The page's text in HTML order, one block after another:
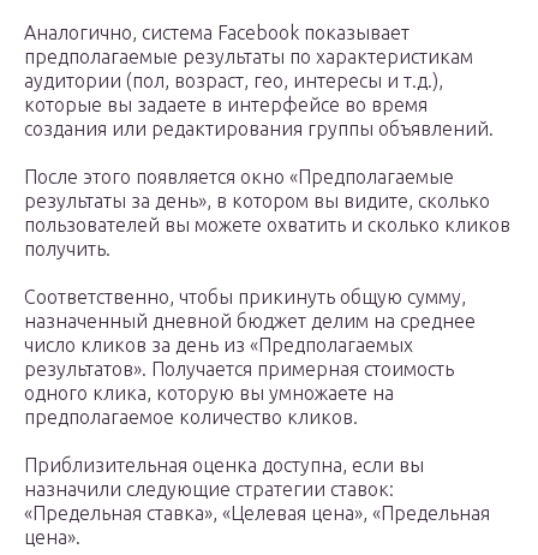
Аналогично, система Facebook показывает
предполагаемые результаты по характеристикам
аудитории (пол, возраст, гео, интересы и т.д.),
которые вы задаете в интерфейсе во время
создания или редактирования группы объявлений.
После этого появляется окно «Предполагаемые
результаты за день», в котором вы видите, сколько
пользователей вы можете охватить и сколько кликов
получить.
Соответственно, чтобы прикинуть общую сумму,
назначенный дневной бюджет делим на среднее
число кликов за день из «Предполагаемых
результатов». Получается примерная стоимость
одного клика, которую вы умножаете на
предполагаемое количество кликов.
Приблизительная оценка доступна, если вы
назначили следующие стратегии ставок:
«Предельная ставка», «Целевая цена», «Предельная
цена».